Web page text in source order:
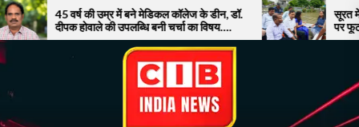
Skip
to
the
content
की उम्र में बने मेडिकल कॉलेज के डीन, डॉ.
की उपलब्धि बनी चर्चा का विषय….
सूरत में बाढ़ से बेहाल
पर फूटा गुस्सा!